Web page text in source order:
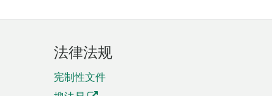
法律法规
宪制性文件